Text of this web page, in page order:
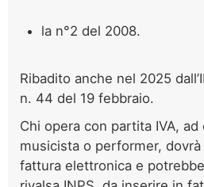
la n°2 del 2008.
Ribadito anche nel 2025
n. 44 del 19 febbraio.
Chi opera con partita IVA,
musicista o performer,
fattura elettronica e